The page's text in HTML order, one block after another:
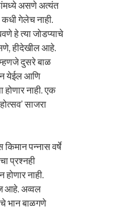
असणे अत्यंत
गेलेच नाही.
हे त्या जोडप्याचे
हीदेखील आहे.
म्हणजे दुसरे बाळ
येईल आणि
नाही. एक
साजरा
पन्नास वर्षे
प्रश्नही
नाही.
आहे. अव्वल
भान बाळगणे